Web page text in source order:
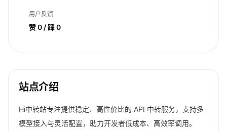
用户反馈
赞 0 / 踩 0
站点介绍
Hi中转站专注提供稳定、高性价比的 API 中转服务，支持多
模型接入与灵活配置，助力开发者低成本、高效率调用。